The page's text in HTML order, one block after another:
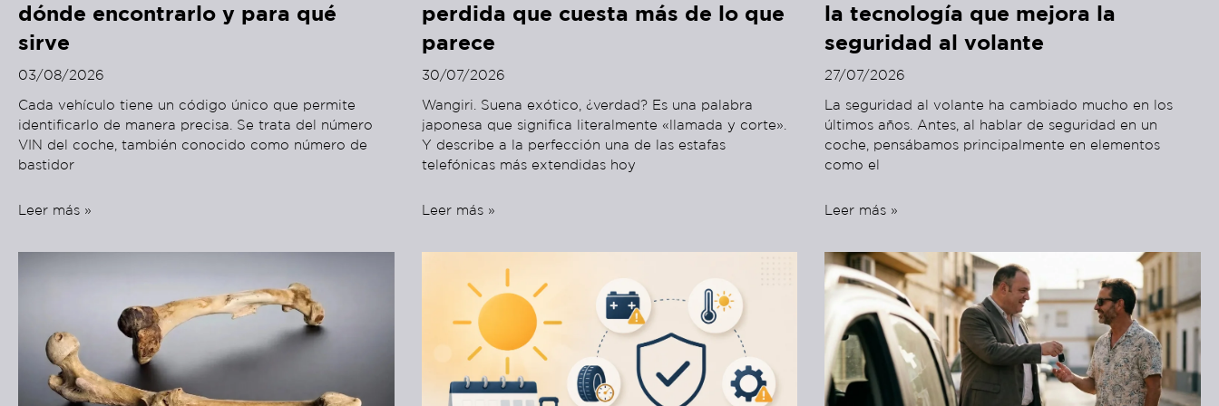
dónde encontrarlo y para qué
sirve
03/08/2026
Cada vehículo tiene un código único que permite
identificarlo de manera precisa. Se trata del número
VIN del coche, también conocido como número de
bastidor
Leer más »
perdida que cuesta más de lo que
parece
30/07/2026
Wangiri. Suena exótico, ¿verdad? Es una palabra
japonesa que significa literalmente «llamada y corte».
Y describe a la perfección una de las estafas
telefónicas más extendidas hoy
Leer más »
la tecnología que mejora la
seguridad al volante
27/07/2026
La seguridad al volante ha cambiado mucho en los
últimos años. Antes, al hablar de seguridad en un
coche, pensábamos principalmente en elementos
como el
Leer más »